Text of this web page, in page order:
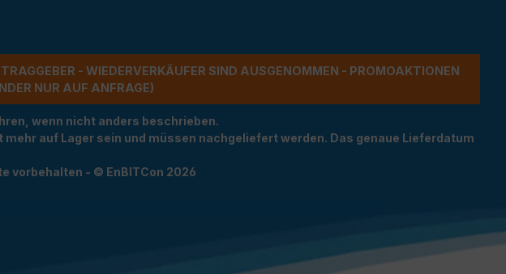
- WIEDERVERKÄUFER SIND AUSGENOMMEN - PROMOAKTIONEN G
NUR AUF ANFRAGE)
wenn nicht anders beschrieben.
auf Lager sein und müssen nachgeliefert werden. Das genaue Lieferdatum
vorbehalten - © EnBITCon 2026